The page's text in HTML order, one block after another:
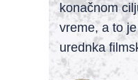
konačnom
vreme, a to
urednka